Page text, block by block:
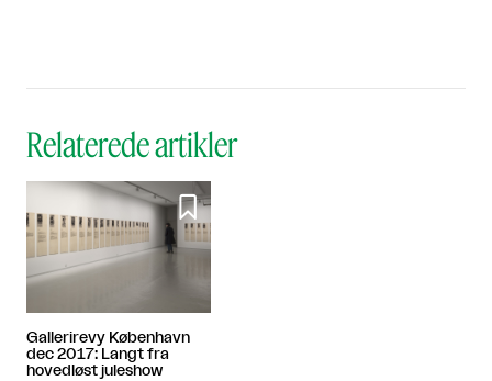
Relaterede artikler

Gallerirevy København
dec 2017: Langt fra
hovedløst juleshow